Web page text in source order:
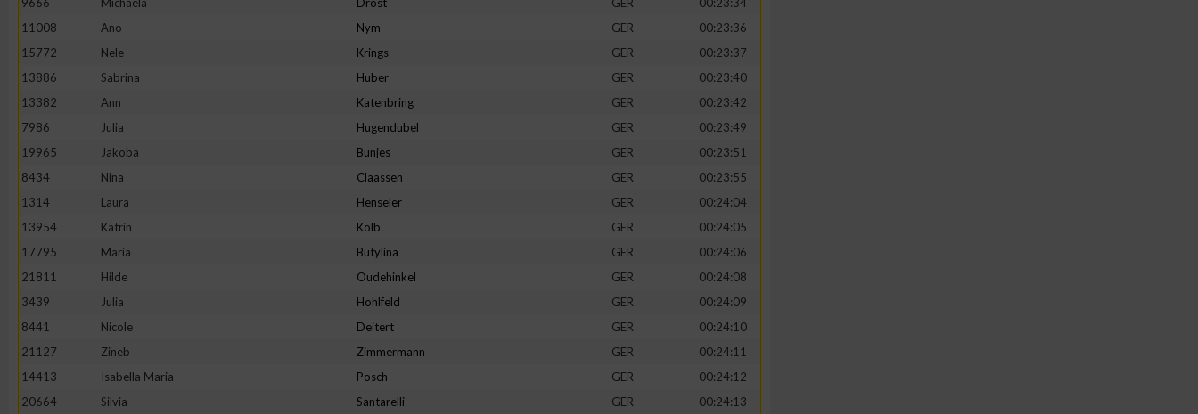
11008
Ano Nym GER
00:23:36
15772
Nele Krings GER
00:23:37
13886
Sabrina Huber GER
00:23:40
13382
Ann Katenbring GER
00:23:42
7986
Julia Hugendubel GER
00:23:49
19965
Jakoba Bunjes GER
00:23:51
8434
Nina Claassen GER
00:23:55
1314
Laura Henseler GER
00:24:04
13954
Katrin Kolb GER
00:24:05
17795
Maria Butylina GER
00:24:06
21811
Hilde Oudehinkel GER
00:24:08
3439
Julia Hohlfeld GER
00:24:09
8441
Nicole Deitert GER
00:24:10
21127
Zineb Zimmermann GER
00:24:11
14413
Isabella Maria Posch GER
00:24:12
20664
Silvia Santarelli GER
00:24:13
Erstellung von Profilen zur Personalisierung von Inhalten
Messung der Werbeleistung
Messung der Performance von Inhalten
Analyse von Zielgruppen durch Statistiken oder Kombinationen von Daten aus
Entwicklung und Verbesserung der Angebote
IAB-Besonderheiten: